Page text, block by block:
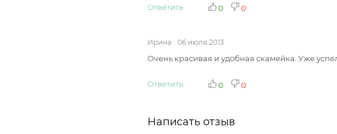
Ответить 0 0
Ирина 06 июля 2013
Очень красивая и удобная скамейка. Уже
Ответить 0 0
Написать отзыв